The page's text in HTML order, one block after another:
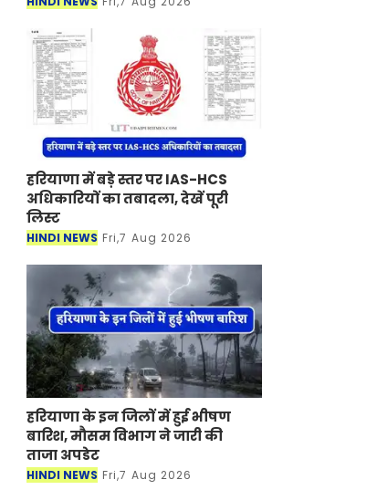
हरियाणा में बड़े स्तर पर IAS-HCS
अधिकारियों का तबादला, देखें पूरी
लिस्ट
HINDI NEWS Fri,7 Aug 2026
हरियाणा के इन जिलों में हुई भीषण
बारिश, मौसम विभाग ने जारी की
ताजा अपडेट
HINDI NEWS Fri,7 Aug 2026